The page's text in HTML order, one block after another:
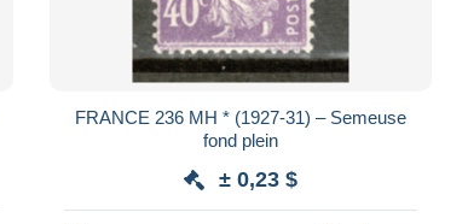
FRANCE 236 MH * (1927-31) – Semeuse
fond plein
± 0,23 $